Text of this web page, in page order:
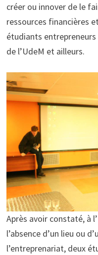
créer ou innover de le
ressources financières
étudiants
de l’UdeM et ailleurs.
Après avoir constaté, à
l’absence d’un lieu ou
l’entreprenariat, deux